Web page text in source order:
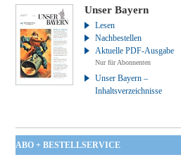
Unser Bayern
Lesen
Nachbestellen
Aktuelle PDF-Ausgabe
Nur für Abonnenten
Unser Bayern –
Inhaltsverzeichnisse
ABO + BESTELLSERVICE